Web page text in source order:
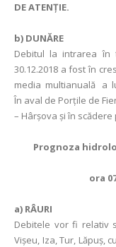
DE ATENŢIE.
b) DUNĂRE
Debitul la intrarea în
30.12.2018 a fost în
media multianuală a
În aval de Porţile de
– Hârșova și în
Prognoza
ora
a) RÂURI
Debitele vor fi relativ
Vișeu, Iza, Tur, Lăpuș,